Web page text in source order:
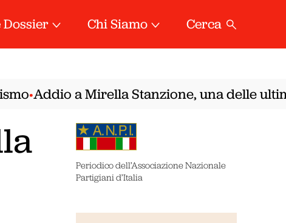
Dossier Chi Siamo Cerca
•Addio a Mirella Stanzione, una delle
Periodico dell’Associazione Nazionale
Partigiani d’Italia